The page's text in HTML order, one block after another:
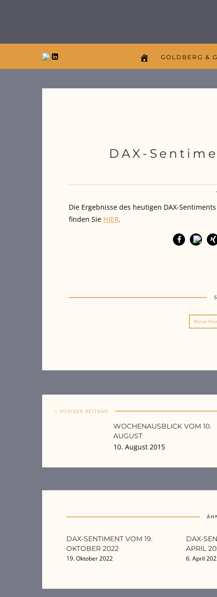
GOLDBERG &
DAX-
Die Ergebnisse des heutigen DAX-
finden Sie HIER.
Börse
< VORIGER BEITRAG
WOCHENAUSBLICK VOM 10.
AUGUST
10. August 2015
DAX-SENTIMENT VOM 19.
OKTOBER 2022
19. Oktober 2022
DAX-
APRIL
6. April